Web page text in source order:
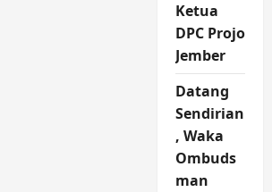
Ketua
DPC Projo
Jember
Datang
Sendirian
, Waka
Ombuds
man